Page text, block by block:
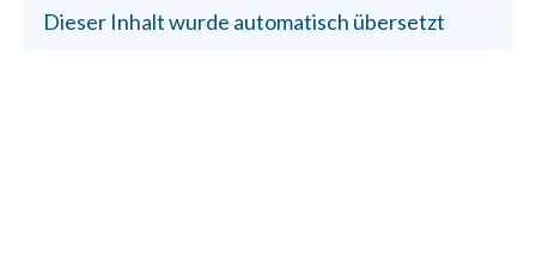
Dieser Inhalt wurde automatisch übersetzt